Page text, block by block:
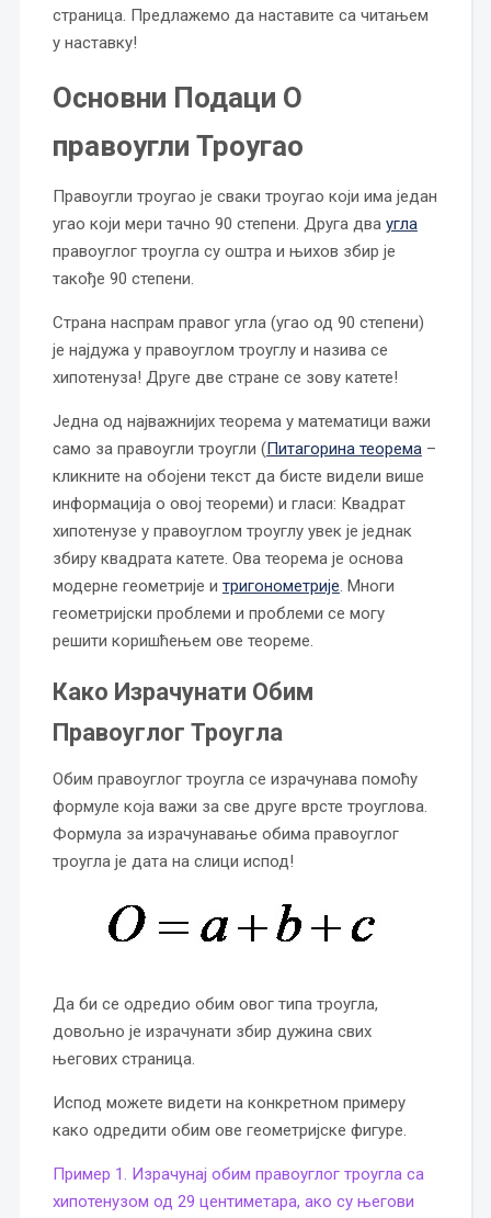
страница. Предлажемо да наставите са читањем
у наставку!
Основни Подаци О
правоугли Троугао
Правоугли троугао је сваки троугао који има један
угао који мери тачно 90 степени. Друга два угла
правоуглог троугла су оштра и њихов збир је
такође 90 степени.
Страна наспрам правог угла (угао од 90 степени)
је најдужа у правоуглом троуглу и назива се
хипотенуза! Друге две стране се зову катете!
Једна од најважнијих теорема у математици важи
само за правоугли троугли (Питагорина теорема–
кликните на обојени текст да бисте видели више
информација о овој теореми) и гласи: Квадрат
хипотенузе у правоуглом троуглу увек је једнак
збиру квадрата катете. Ова теорема је основа
модерне геометрије и тригонометрије. Многи
геометријски проблеми и проблеми се могу
решити коришћењем ове теореме.
Како Израчунати Обим
Правоуглог Троугла
Обим правоуглог троугла се израчунава помоћу
формуле која важи за све друге врсте троуглова.
Формула за израчунавање обима правоуглог
троугла је дата на слици испод!
Да би се одредио обим овог типа троугла,
довољно је израчунати збир дужина свих
његових страница.
Испод можете видети на конкретном примеру
како одредити обим ове геометријске фигуре.
Пример 1. Израчунај обим правоуглог троугла са
хипотенузом од 29 центиметара, ако су његови